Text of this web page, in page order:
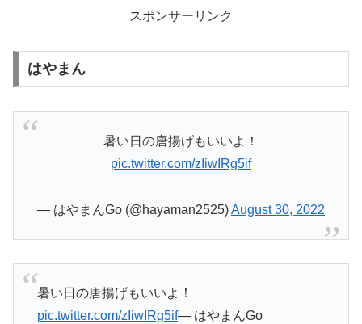
スポンサーリンク
はやまん
暑い日の唐揚げもいいよ！
pic.twitter.com/zIiwIRg5if
— はやまんGo (@hayaman2525)August 30, 2022
暑い日の唐揚げもいいよ！
pic.twitter.com/zIiwIRg5if— はやまんGo